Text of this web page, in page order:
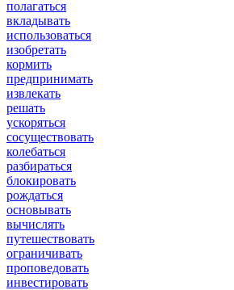
полагаться
вкладывать
использоваться
изобретать
кормить
предпринимать
извлекать
решать
ускоряться
сосуществовать
колебаться
разбираться
блокировать
рождаться
основывать
вычислять
путешествовать
ограничивать
проповедовать
инвестировать